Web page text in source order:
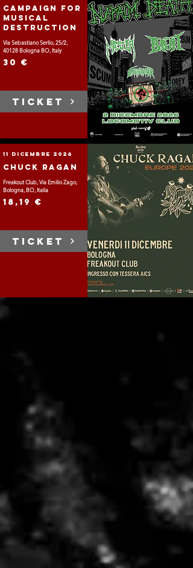
Campaign for
Musical
Destruction
Via Sebastiano Serlio, 25/2,
40128 Bologna BO, Italy
30 €
TICKET
11 dicembre 2026
Chuck Ragan
Freakout Club, Via Emilio Zago,
Bologna, BO, Italia
18,19 €
TICKET